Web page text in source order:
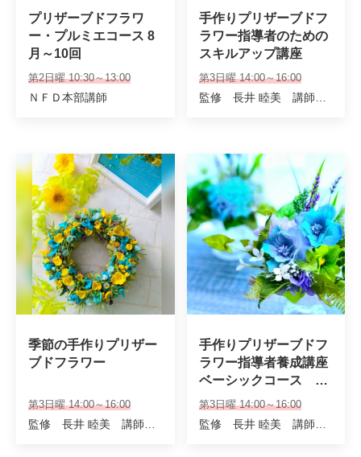
プリザーブドフラワ
ー・プルミエコース 8
月～10回
第2日曜 10:30～13:00
ＮＦＤ本部講師
手作りプリザーブドフ
ラワー指導者のための
スキルアップ講座
第3日曜 14:00～16:00
季節の手作りプリザー
ブドフラワー
第3日曜 14:00～16:00
手作りプリザーブドフ
ラワー指導者養成講座
ベーシックコース　8
月～6回
第3日曜 14:00～16:00